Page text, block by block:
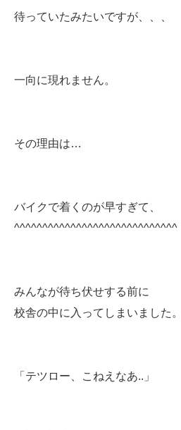
待っていたみたいですが、、、
一向に現れません。
その理由は…
バイクで着くのが早すぎて、
^^^^^^^^^^^^^^^^^^^^^^^^^^^^^
みんなが待ち伏せする前に
校舎の中に入ってしまいました。
「テツロー、こねえなあ..」